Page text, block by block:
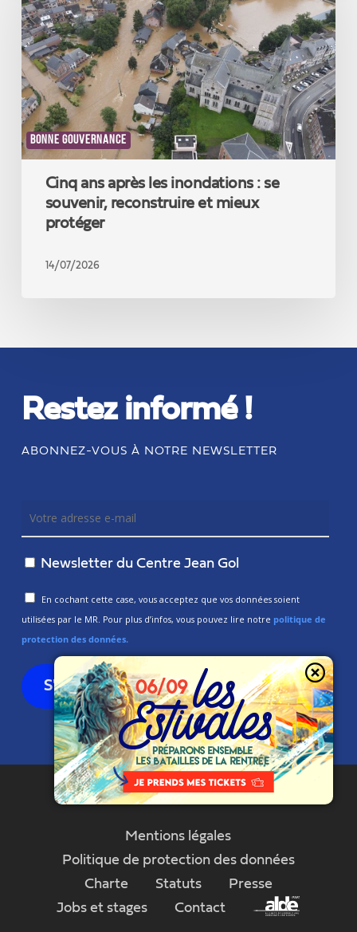
BONNE GOUVERNANCE
les
inondations
:
se
souvenir,
reconstruire
et
mieux
protéger
Cinq ans après les inondations : se
souvenir, reconstruire et mieux
protéger
14/07/2026
Restez informé !
ABONNEZ-VOUS À NOTRE NEWSLETTER
Newsletter du Centre Jean Gol
En cochant cette case, vous acceptez que vos données soient
utilisées par le MR. Pour plus d’infos, vous pouvez lire notre politique de
protection des données.
Mentions légales
Politique de protection des données
Charte
Statuts
Presse
Jobs et stages
Contact